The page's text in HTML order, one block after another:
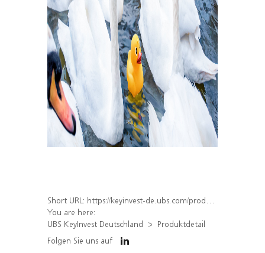
Short URL: https://keyinvest-de.ubs.com/produkt/detail/index/isin/DE000WA4HVK3
You are here:
UBS KeyInvest Deutschland
Produktdetail
Folgen Sie uns auf